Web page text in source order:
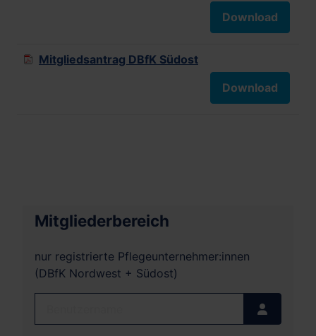
Download
Mitgliedsantrag DBfK Südost
Download
Mitgliederbereich
nur registrierte Pflegeunternehmer:innen
(DBfK Nordwest + Südost)